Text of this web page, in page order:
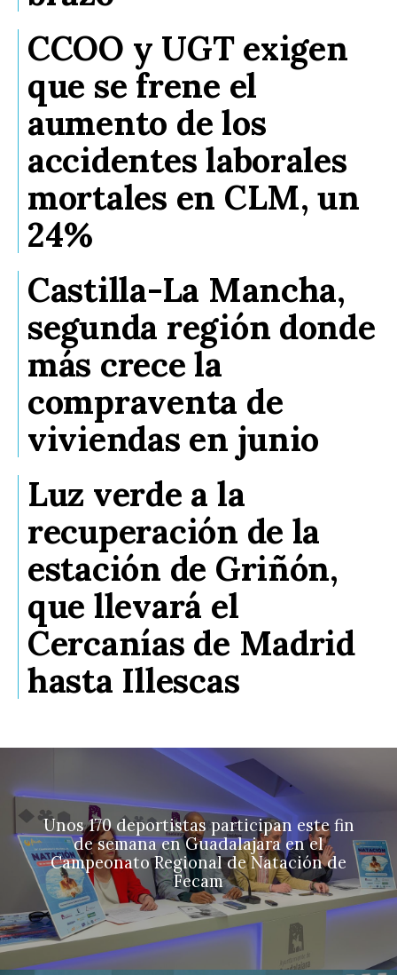
CCOO y UGT exigen
que se frene el
aumento de los
accidentes laborales
mortales en CLM, un
24%
Castilla-La Mancha,
segunda región donde
más crece la
compraventa de
viviendas en junio
Luz verde a la
recuperación de la
estación de Griñón,
que llevará el
Cercanías de Madrid
hasta Illescas
Unos 170 deportistas participan este fin
de semana en Guadalajara en el
Campeonato Regional de Natación de
Fecam